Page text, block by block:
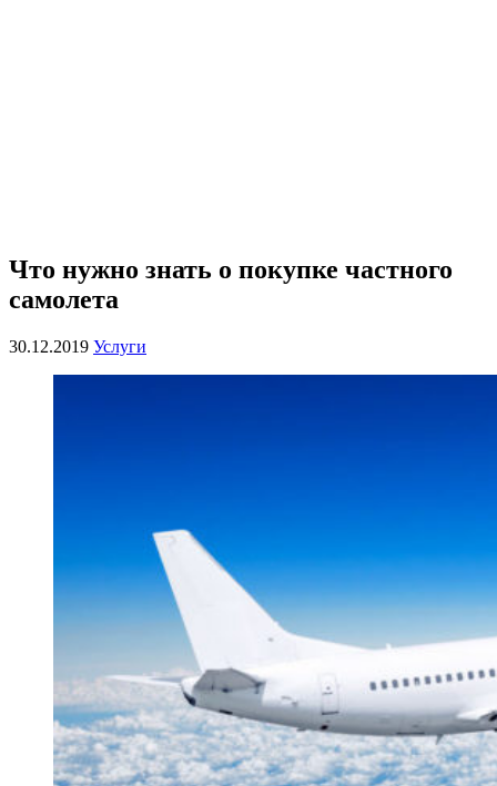
Что нужно знать о покупке частного
самолета
30.12.2019 Услуги